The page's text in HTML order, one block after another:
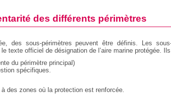
des différents périmètres
des sous-périmètres peuvent être définis. Les
texte officiel de désignation de l’aire marine protégée.
du périmètre principal)
spécifiques.
des zones où la protection est renforcée.